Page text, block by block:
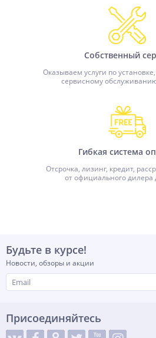
Собственный
Оказываем услуги по
сервисному
Гибкая система
Отсрочка, лизинг, кредит,
от официального дилера
Будьте в курсе!
Новости, обзоры и акции
Присоединяйтесь